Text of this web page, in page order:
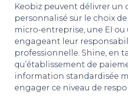
Keobiz peuvent délivrer un
personnalisé sur le choix de
micro-entreprise, une EI ou
engageant leur
professionnelle. Shine, en
qu’établissement de
information standardisée
engager ce niveau de